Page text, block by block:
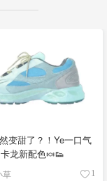
变甜了？！Ye一口气
龙新配色🍬👟
草 1